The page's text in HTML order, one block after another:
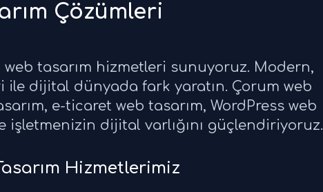
Çözümleri
tasarım hizmetleri sunuyoruz. Modern,
ile dijital dünyada fark yaratın. Çorum web
e-ticaret web tasarım, WordPress web
işletmenizin dijital varlığını güçlendiriyoruz.
Hizmetlerimiz